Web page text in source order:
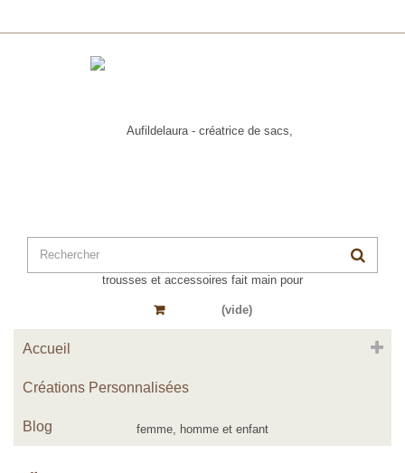
(vide)
Accueil
Créations Personnalisées
Blog